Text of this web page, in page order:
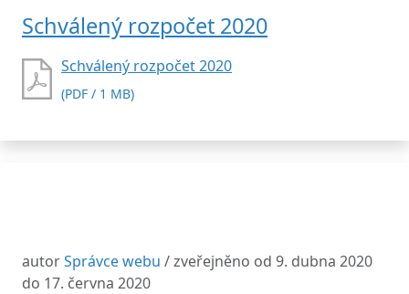
Schválený rozpočet 2020
Schválený rozpočet 2020
(PDF / 1 MB)
autorSprávce webu / zveřejněno od 9. dubna 2020
do 17. června 2020